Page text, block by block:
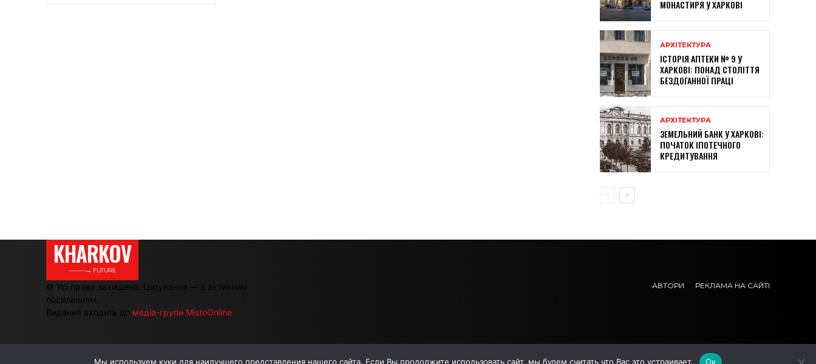
МОНАСТИРЯ У ХАРКОВІ
АРХІТЕКТУРА
ІСТОРІЯ АПТЕКИ № 9 У
ХАРКОВІ: ПОНАД СТОЛІТТЯ
БЕЗДОГАННОЇ ПРАЦІ
АРХІТЕКТУРА
ЗЕМЕЛЬНИЙ БАНК У ХАРКОВІ:
ПОЧАТОК ІПОТЕЧНОГО
КРЕДИТУВАННЯ
KHARKOV
———→ FUTURE
© Усі права захищено. Цитування — з активним
посиланням.
Видання входить до медіа-групи MistoOnline
АВТОРИ РЕКЛАМА НА САЙТІ
Мы используем куки для наилучшего представления нашего сайта. Если Вы продолжите использовать сайт, мы будем считать что Вас это устраивает. Ок